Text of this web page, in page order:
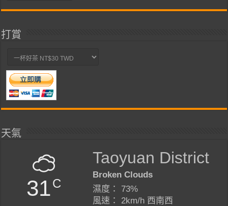
打賞
天氣
31C
Taoyuan District
Broken Clouds
濕度： 73%
風速： 2km/h 西南西